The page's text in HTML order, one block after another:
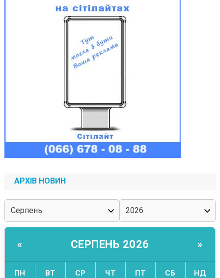
АРХІВ НОВИН
« СЕРПЕНЬ 2026 »
ПН ВТ СР ЧТ ПТ СБ НД